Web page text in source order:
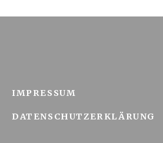
IMPRESSUM
DATENSCHUTZERKLÄRUNG